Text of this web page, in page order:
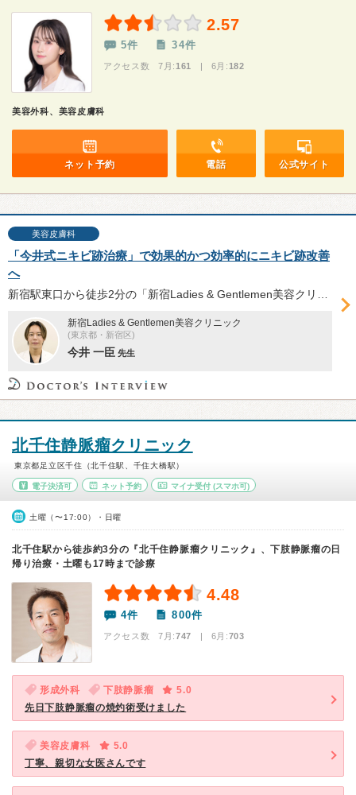
2.57
5件 34件
アクセス数 7月: 161 | 6月: 182
美容外科、美容皮膚科
ネット予約 電話 公式サイト
美容皮膚科
「今井式ニキビ跡治療」で効果的かつ効率的にニキビ跡改善
へ
新宿Ladies & Gentlemen美容クリニック
(東京都・新宿区)
今井 一臣 先生
北千住静脈瘤クリニック
東京都足立区千住（北千住駅、千住大橋駅）
電子決済可 ネット予約 マイナ受付 (スマホ可)
土曜（〜17:00）・日曜
北千住駅から徒歩約3分の『北千住静脈瘤クリニック』、下肢静脈瘤の日
帰り治療・土曜も17時まで診療
4.48
4件 800件
アクセス数 7月:747 | 6月:703
形成外科 下肢静脈瘤
5.0
先日下肢静脈瘤の焼灼術受けました
美容皮膚科
5.0
丁寧、親切な女医さんです